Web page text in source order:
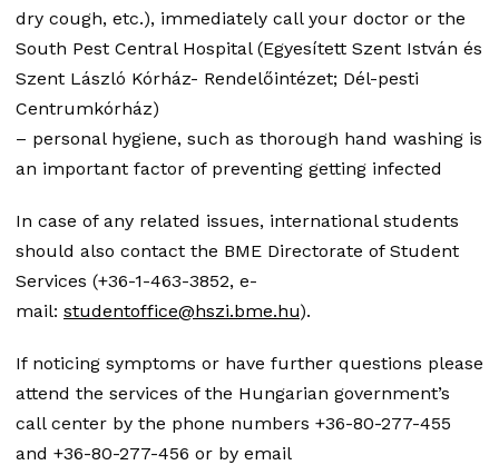
dry cough, etc.), immediately call your doctor or the
South Pest Central Hospital (Egyesített Szent István és
Szent László Kórház- Rendelőintézet; Dél-pesti
Centrumkórház)
– personal hygiene, such as thorough hand washing is
an important factor of preventing getting infected
In case of any related issues, international students
should also contact the BME Directorate of Student
Services (+36-1-463-3852, e-
mail: studentoffice@hszi.bme.hu).
If noticing symptoms or have further questions please
attend the services of the Hungarian government’s
call center by the phone numbers +36-80-277-455
and +36-80-277-456 or by email